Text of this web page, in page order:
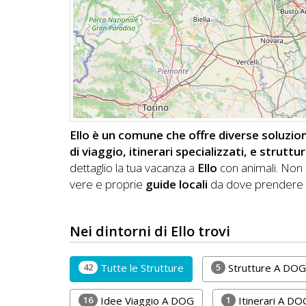
CHIEDI
CODICE
Video
Tutorial
Ello è un comune che offre diverse
di viaggio, itinerari specializzati, e
dettaglio la tua vacanza a Ello con animali.
vere e proprie guide locali da dove
Nei dintorni di Ello trovi
42 Tutte le Strutture 5 Strutture A DOG
16 Idee Viaggio A DOG 1 Itinerari A